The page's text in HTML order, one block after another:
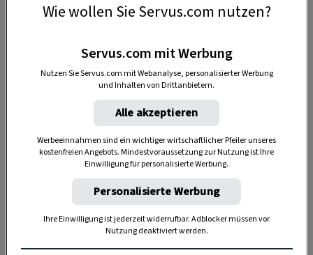
Ein Toter auf der Bühne? War das
echt?
fragen sich einige Zuschauer im Theaterzelt leise, fast flüsternd
Nun stehen die Schauspielerinnen und
Schauspieler unter Verdacht, ihrem
Wie wollen Sie Servus.com nutzen?
Servus.com mit Werbung
Nutzen Sie Servus.com mit Webanalyse, personalisierter Werbung
und Inhalten von Drittanbietern.
Alle akzeptieren
Werbeeinnahmen sind ein wichtiger wirtschaftlicher Pfeiler unseres
kostenfreien Angebots. Mindestvoraussetzung zur Nutzung ist Ihre
Einwilligung für personalisierte Werbung.
Personalisierte Werbung
Ihre Einwilligung ist jederzeit widerrufbar. Adblocker müssen vor
Nutzung deaktiviert werden.